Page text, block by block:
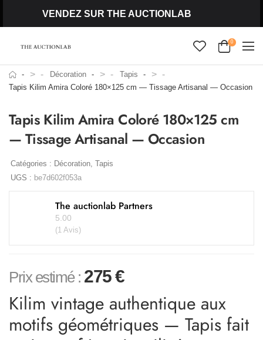
VENDEZ SUR THE AUCTIONLAB
0
> Décoration > Tapis >
Tapis Kilim Amira Coloré 180×125 cm — Tissage Artisanal — Occasion
Tapis Kilim Amira Coloré 180×125 cm
— Tissage Artisanal — Occasion
Catégories : Décoration, Tapis
UGS : be7d602f053a
The auctionlab Partners
5.00
(1 Avis)
Prix estimé : 275€
Kilim vintage authentique aux
motifs géométriques — Tapis fait